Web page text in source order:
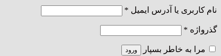
نام کاربری یا آدرس ایمیل *
گذرواژه *
مرا به خاطر بسپار ورود